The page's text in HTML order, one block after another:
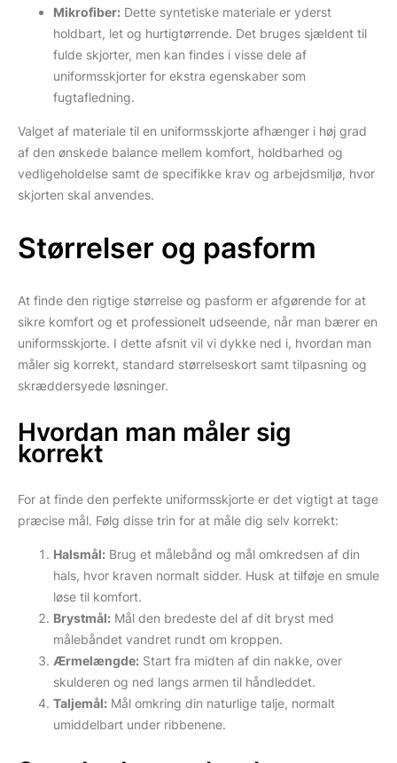
Mikrofiber: Dette syntetiske materiale er yderst
holdbart, let og hurtigtørrende. Det bruges sjældent til
fulde skjorter, men kan findes i visse dele af
uniformsskjorter for ekstra egenskaber som
fugtafledning.
Valget af materiale til en uniformsskjorte afhænger i høj grad
af den ønskede balance mellem komfort, holdbarhed og
vedligeholdelse samt de specifikke krav og arbejdsmiljø, hvor
skjorten skal anvendes.
Størrelser og pasform
At finde den rigtige størrelse og pasform er afgørende for at
sikre komfort og et professionelt udseende, når man bærer en
uniformsskjorte. I dette afsnit vil vi dykke ned i, hvordan man
måler sig korrekt, standard størrelseskort samt tilpasning og
skræddersyede løsninger.
Hvordan man måler sig
korrekt
For at finde den perfekte uniformsskjorte er det vigtigt at tage
præcise mål. Følg disse trin for at måle dig selv korrekt:
Halsmål: Brug et målebånd og mål omkredsen af din
hals, hvor kraven normalt sidder. Husk at tilføje en smule
løse til komfort.
Brystmål: Mål den bredeste del af dit bryst med
målebåndet vandret rundt om kroppen.
Ærmelængde: Start fra midten af din nakke, over
skulderen og ned langs armen til håndleddet.
Taljemål: Mål omkring din naturlige talje, normalt
umiddelbart under ribbenene.